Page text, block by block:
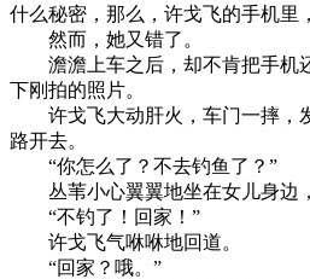
什么秘密，那么，许戈飞的手机里
然而，她又错了。
澹澹上车之后，却不肯把手机
下刚拍的照片。
许戈飞大动肝火，车门一摔，
路开去。
“你怎么了？不去钓鱼了？”
丛苇小心翼翼地坐在女儿身边，
“不钓了！回家！”
许戈飞气咻咻地回道。
“回家？哦。”